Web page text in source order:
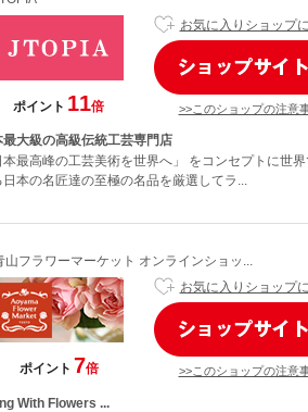
ポイント 11倍
お気に入りショップ
>>このショップの注意
最大級の高級伝統工芸専門店
本最高峰の工芸美術を世界へ」 をコンセプトに世
本の名匠達の至極の名品を厳選してラ...
山フラワーマーケット オンラインショッ...
ポイント 7倍
お気に入りショップ
>>このショップの注意
With Flowers ...